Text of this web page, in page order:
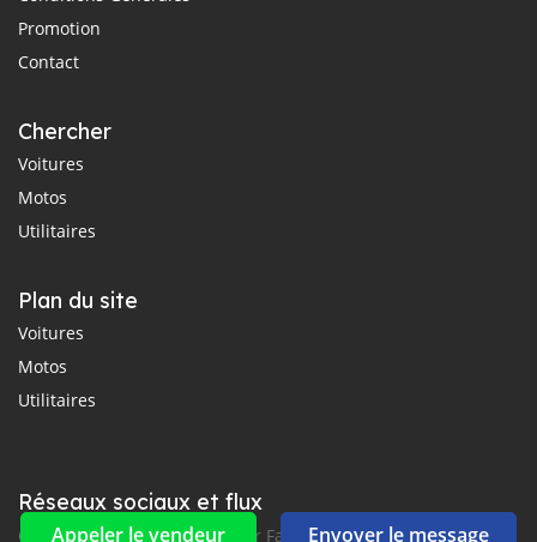
Appeler le vendeur Envoyer le message
Promotion
Contact
Chercher
Voitures
Motos
Utilitaires
Plan du site
Voitures
Motos
Utilitaires
Réseaux sociaux et flux
Connectez-vous avec nous sur Facebook, YouTube et Twitter.